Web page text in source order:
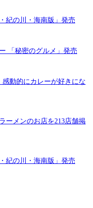
紀の川・海南版」発売
「秘密のグルメ」発売
動的にカレーが好きにな
ーメンのお店を213店舗掲
紀の川・海南版」発売